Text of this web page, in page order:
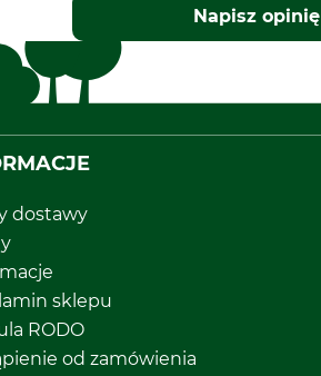
Napisz opinię
dostawy
sklepu
RODO
od zamówienia